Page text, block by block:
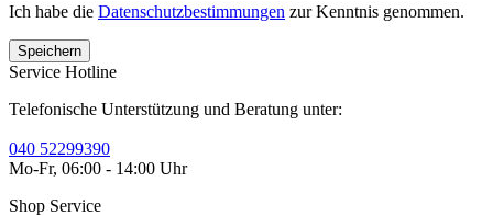
Ich habe die Datenschutzbestimmungen zur Kenntnis genommen.
Speichern
Service Hotline
Telefonische Unterstützung und Beratung unter:
040 52299390
Mo-Fr, 06:00 - 14:00 Uhr
Shop Service